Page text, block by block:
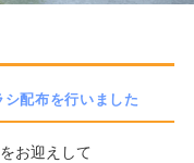
配布を行いました
お迎えして